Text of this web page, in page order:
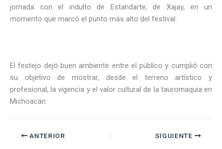
jornada con el indulto de Estandarte, de Xajay, en un
momento que marcó el punto más alto del festival.
El festejo dejó buen ambiente entre el público y cumplió con
su objetivo de mostrar, desde el terreno artístico y
profesional, la vigencia y el valor cultural de la tauromaquia en
Michoacán.
ANTERIOR SIGUIENTE